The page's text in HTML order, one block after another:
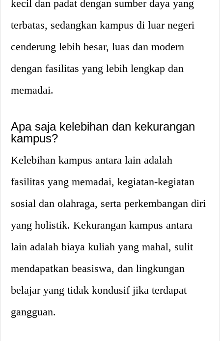
kecil dan padat dengan sumber daya yang
terbatas, sedangkan kampus di luar negeri
cenderung lebih besar, luas dan modern
dengan fasilitas yang lebih lengkap dan
memadai.
Apa saja kelebihan dan kekurangan
kampus?
Kelebihan kampus antara lain adalah
fasilitas yang memadai, kegiatan-kegiatan
sosial dan olahraga, serta perkembangan diri
yang holistik. Kekurangan kampus antara
lain adalah biaya kuliah yang mahal, sulit
mendapatkan beasiswa, dan lingkungan
belajar yang tidak kondusif jika terdapat
gangguan.